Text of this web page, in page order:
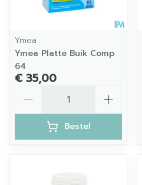
Ymea
Ymea Platte Buik Comp
64
€ 35,00
Bestel